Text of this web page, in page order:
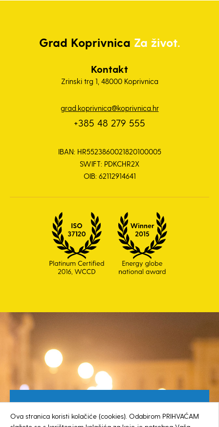
Grad Koprivnica Za život.
Kontakt
Zrinski trg 1, 48000 Koprivnica
grad.koprivnica@koprivnica.hr
+385 48 279 555
IBAN: HR5523860021820100005
SWIFT: PDKCHR2X
OIB: 62112914641
Ova stranica koristi kolačiće (cookies). Odabirom PRIHVAĆAM